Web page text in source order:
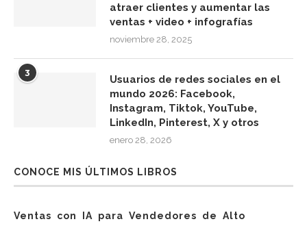
atraer clientes y aumentar las
ventas + video + infografías
noviembre 28, 2025
3
Usuarios de redes sociales en el
mundo 2026: Facebook,
Instagram, Tiktok, YouTube,
LinkedIn, Pinterest, X y otros
enero 28, 2026
CONOCE MIS ÚLTIMOS LIBROS
Ventas con IA para Vendedores de Alto